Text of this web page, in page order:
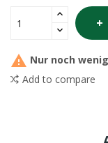
 Nur noch
Add to compare